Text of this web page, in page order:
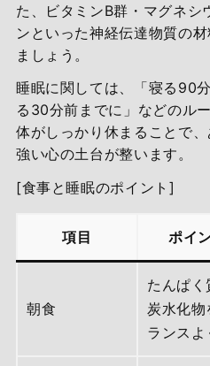
た、ビタミンB群・マグネシ
ンといった神経伝達物質の
ましょう。
睡眠に関しては、「寝る90
る30分前までに」などのル
体がしっかり休まることで
強い心の土台が整います。
[食事と睡眠のポイント]
項目 ポイ
朝食
たんぱく
炭水化物
ランスよ